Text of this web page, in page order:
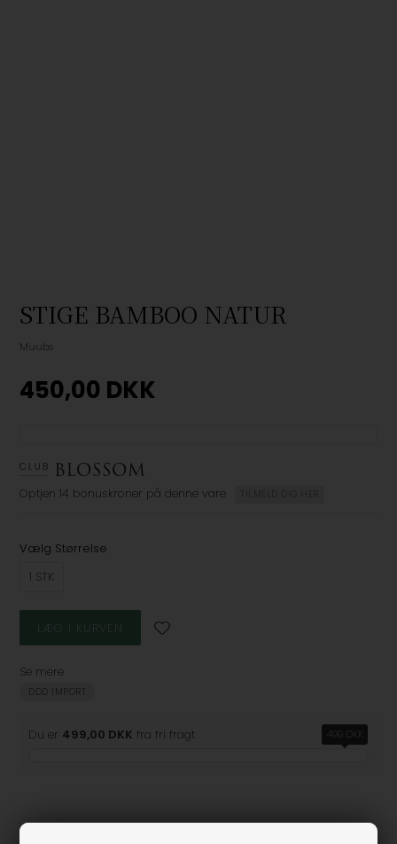
STIGE BAMBOO NATUR
Muubs
450,00 DKK
Optjen 14 bonuskroner på denne vare TILMELD DIG HER
Vælg Størrelse
1 STK
Se mere
DDD IMPORT
Du er 499,00 DKK fra fri fragt 499 DKK
Produktinformation